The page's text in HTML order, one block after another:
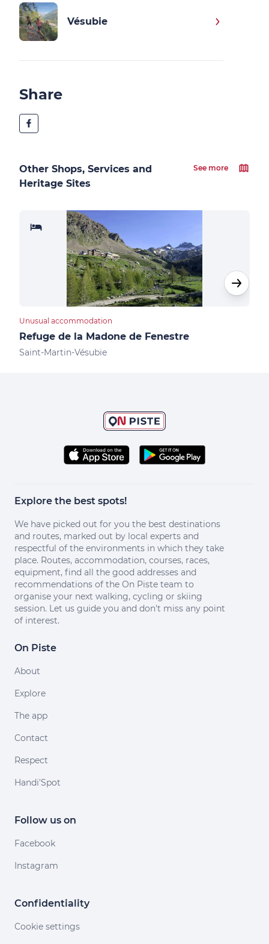
Vésubie
Share
Other Shops, Services and
Heritage Sites
See more
Unusual accommodation
Refuge de la Madone de Fenestre
Saint-Martin-Vésubie
Explore the best spots!
We have picked out for you the best destinations
and routes, marked out by local experts and
respectful of the environments in which they take
place. Routes, accommodation, courses, races,
equipment, find all the good addresses and
recommendations of the On Piste team to
organise your next walking, cycling or skiing
session. Let us guide you and don't miss any point
of interest.
On Piste
About
Explore
The app
Contact
Respect
Handi'Spot
Follow us on
Facebook
Instagram
Confidentiality
Cookie settings